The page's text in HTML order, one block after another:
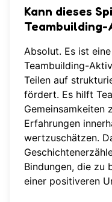
Kann dieses
Absolut. Es ist
Teambuilding-
Teilen auf
fördert. Es hilft
Gemeinsamkeiten
Erfahrungen
wertzuschätzen.
Bindungen, die zu
einer positiveren